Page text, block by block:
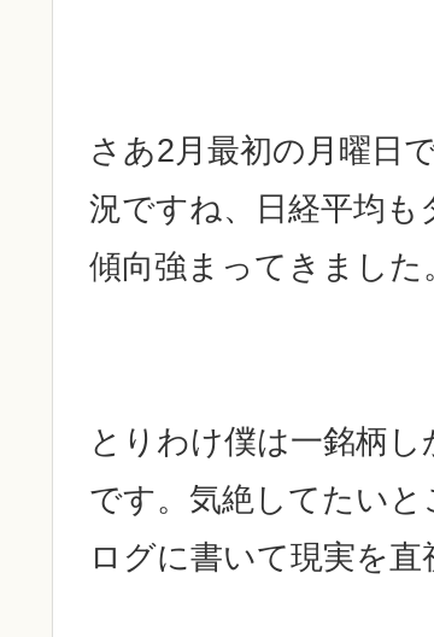
さあ2月最初の月曜日
況ですね、日経平均
傾向強まってきました
とりわけ僕は一銘柄
です。気絶してたい
ログに書いて現実を